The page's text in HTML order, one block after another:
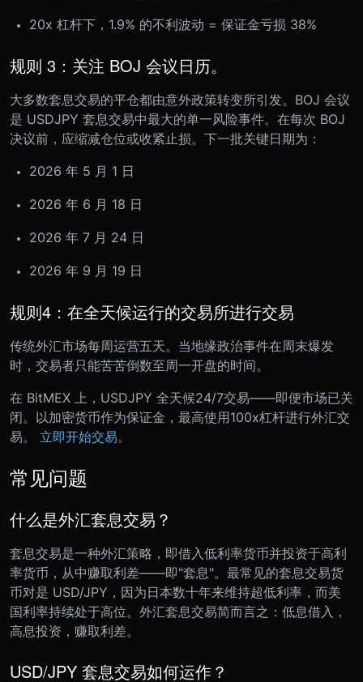
20x 杠杆下，1.9% 的不利波动 = 保证金亏损 38%
规则 3：关注 BOJ 会议日历。
大多数套息交易的平仓都由意外政策转变所引发。BOJ 会议
是 USDJPY 套息交易中最大的单一风险事件。在每次 BOJ
决议前，应缩减仓位或收紧止损。下一批关键日期为：
2026 年 5 月 1 日
2026 年 6 月 18 日
2026 年 7 月 24 日
2026 年 9 月 19 日
规则4：在全天候运行的交易所进行交易
传统外汇市场每周运营五天。当地缘政治事件在周末爆发
时，交易者只能苦苦倒数至周一开盘的时间。
在 BitMEX 上，USDJPY 全天候24/7交易——即便市场已关
闭。以加密货币作为保证金，最高使用100x杠杆进行外汇交
易。 立即开始交易。
常见问题
什么是外汇套息交易？
套息交易是一种外汇策略，即借入低利率货币并投资于高利
率货币，从中赚取利差——即"套息"。最常见的套息交易货
币对是 USD/JPY，因为日本数十年来维持超低利率，而美
国利率持续处于高位。外汇套息交易简而言之：低息借入，
高息投资，赚取利差。
USD/JPY 套息交易如何运作？